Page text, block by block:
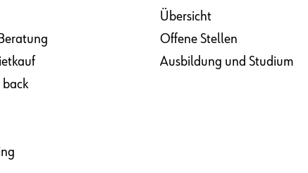
back
Übersicht
Offene Stellen
Ausbildung und Studium